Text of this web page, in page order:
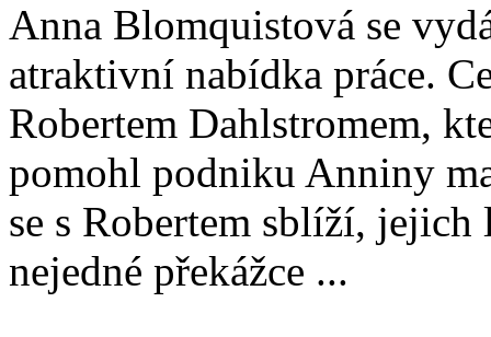
Anna Blomquistová se
atraktivní nabídka práce.
Robertem Dahlstromem,
pomohl podniku Anniny
se s Robertem sblíží, jejich
nejedné překážce ...